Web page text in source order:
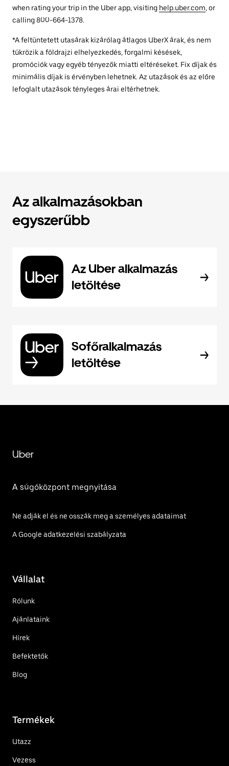
when rating your trip in the Uber app, visiting help.uber.com, or
calling 800-664-1378.
*A feltüntetett utasárak kizárólag átlagos UberX árak, és nem
tükrözik a földrajzi elhelyezkedés, forgalmi késések,
promóciók vagy egyéb tényezők miatti eltéréseket. Fix díjak és
minimális díjak is érvényben lehetnek. Az utazások és az előre
lefoglalt utazások tényleges árai eltérhetnek.
Az alkalmazásokban
egyszerűbb
Az Uber alkalmazás
letöltése
Sofőralkalmazás
letöltése
Uber
A súgóközpont megnyitása
Ne adják el és ne osszák meg a személyes adataimat
A Google adatkezelési szabályzata
Vállalat
Rólunk
Ajánlataink
Hírek
Befektetők
Blog
Termékek
Utazz
Vezess